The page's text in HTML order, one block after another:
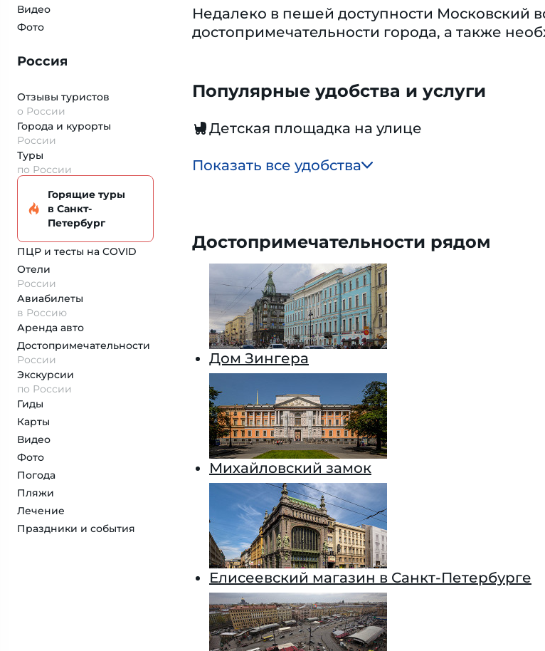
Видео
Фото
Россия
Отзывы туристов
о России
Города и курорты
России
Туры
по России
Горящие туры
в Санкт-
Петербург
ПЦР и тесты на COVID
Отели
России
Авиабилеты
в Россию
Аренда авто
Достопримеча­тельности
России
Экскурсии
по России
Гиды
Карты
Видео
Фото
Погода
Пляжи
Лечение
Праздники и события
Недалеко в пешей доступности Московский
дocтoпpимечaтeльности городa, а также
Популярные удобства и услуги
Детская площадка на улице
Показать все удобства
Достопримечательности рядом
Дом Зингера
Михайловский замок
Елисеевский магазин в Санкт-Петербурге